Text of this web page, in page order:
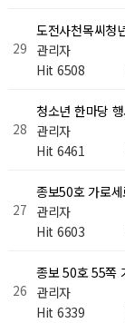
29
도전사천목씨청
관리자
Hit 6508
28
청소년 한마당
관리자
Hit 6461
27
종보50호 가로
관리자
Hit 6603
26
종보 50호 55쪽
관리자
Hit 6339